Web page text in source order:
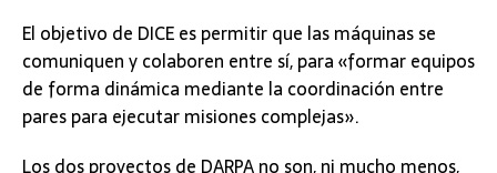
El objetivo de DICE es permitir que las máquinas se
comuniquen y colaboren entre sí, para «formar equipos
de forma dinámica mediante la coordinación entre
pares para ejecutar misiones complejas».
Los dos proyectos de DARPA no son, ni mucho menos,